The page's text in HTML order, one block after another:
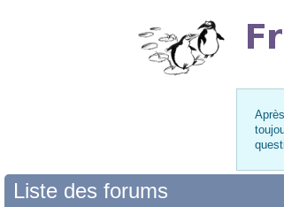
Liste des forums